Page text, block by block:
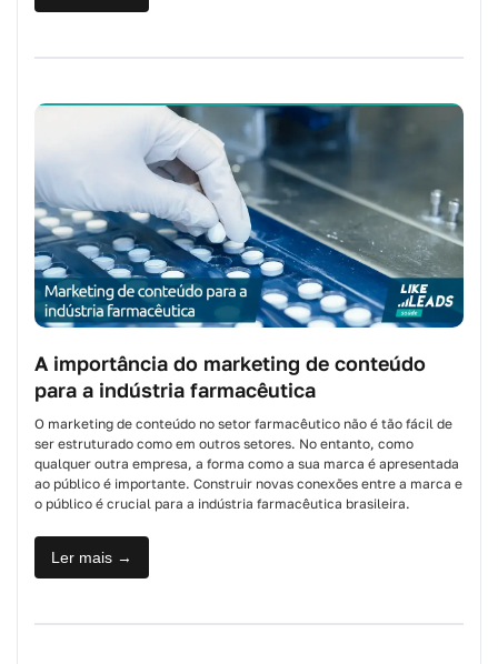
A importância do marketing de conteúdo
para a indústria farmacêutica
O marketing de conteúdo no setor farmacêutico não é tão fácil de
ser estruturado como em outros setores. No entanto, como
qualquer outra empresa, a forma como a sua marca é apresentada
ao público é importante. Construir novas conexões entre a marca e
o público é crucial para a indústria farmacêutica brasileira.
Ler mais →